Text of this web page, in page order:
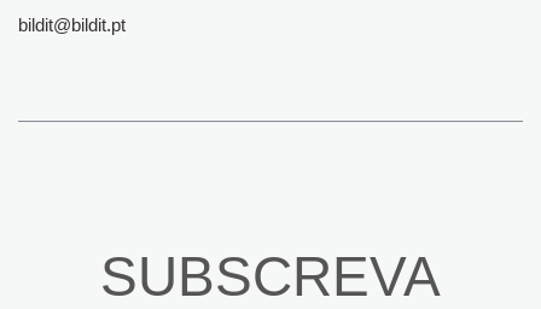
bildit@bildit.pt
SUBSCREVA